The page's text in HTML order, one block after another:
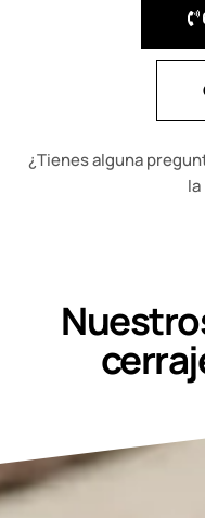
¿Tienes alguna